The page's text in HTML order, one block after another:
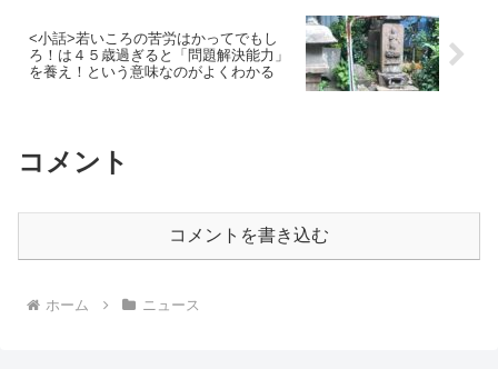
<小話>若いころの苦労はかってでもし
ろ！は４５歳過ぎると「問題解決能力」
を養え！という意味なのがよくわかる
コメント
コメントを書き込む
ホーム ニュース